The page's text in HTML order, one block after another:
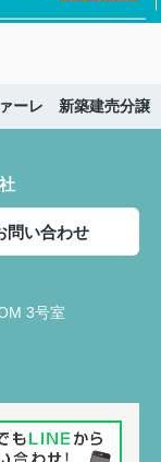
ーレ 新築建売分譲
問い合わせ
3号室